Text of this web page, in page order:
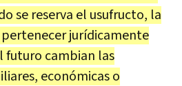
se reserva el usufructo, la
jurídicamente
futuro cambian las
económicas o